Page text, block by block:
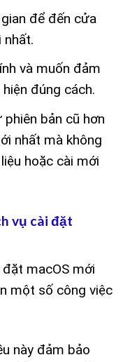
để đến cửa
nhất.
và muốn đảm
đúng cách.
bản cũ hơn
nhất mà không
hoặc cài mới
vụ cài đặt
macOS mới
một số công việc
này đảm bảo